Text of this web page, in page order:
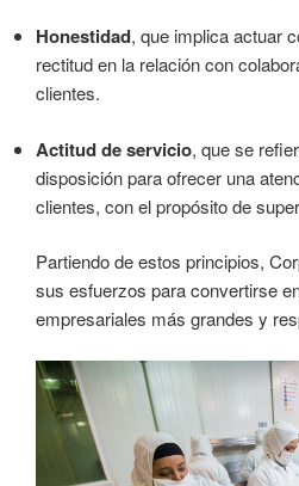
Honestidad, que implica actuar
rectitud en la relación con
clientes.
Actitud de servicio, que se
disposición para ofrecer una
clientes, con el propósito de
Partiendo de estos principios,
sus esfuerzos para convertirse
empresariales más grandes y